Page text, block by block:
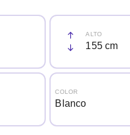
ALTO
155 cm
COLOR
Blanco